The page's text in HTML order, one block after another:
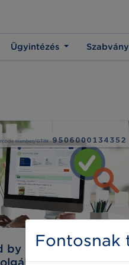
Ügyintézés
by GS1 váltja a
Fontosnak